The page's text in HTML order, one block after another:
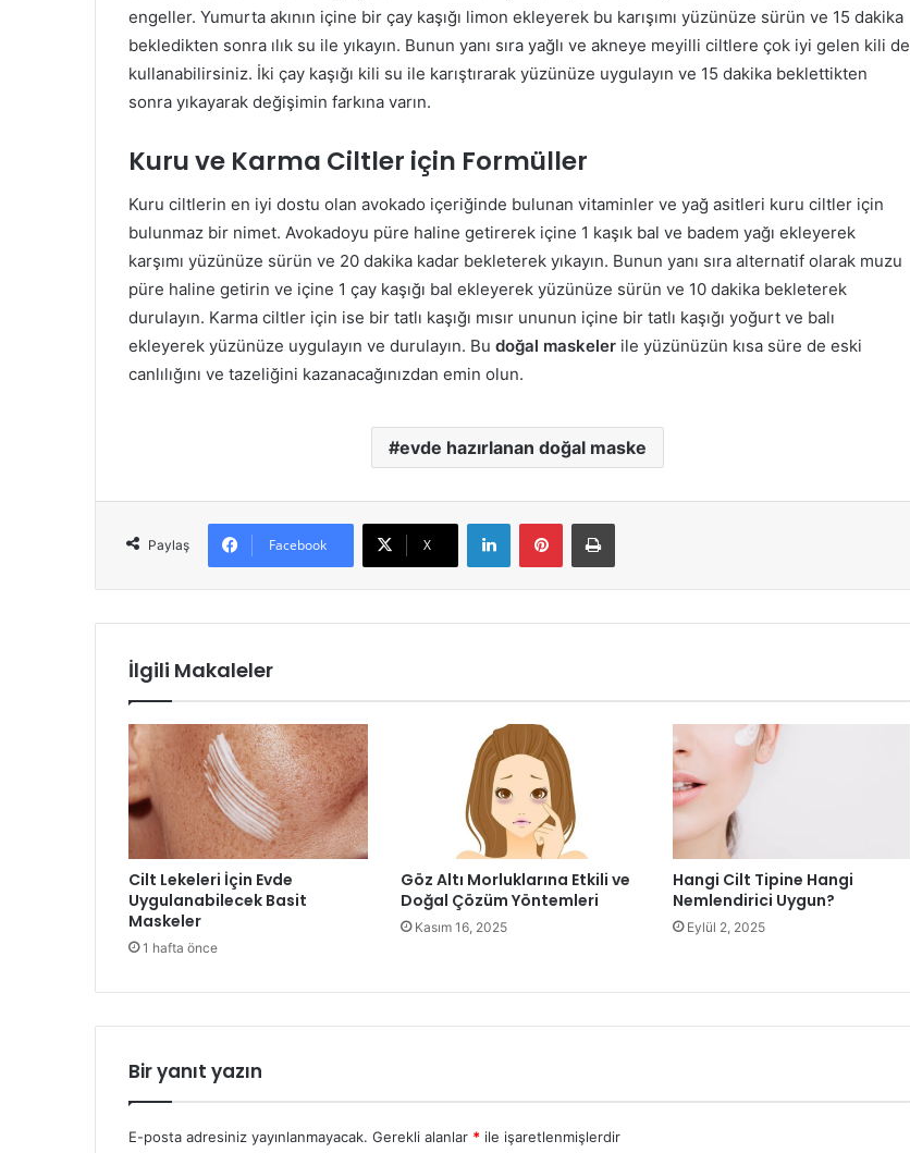
engeller. Yumurta akının içine bir çay kaşığı limon ekleyerek bu karışımı yüzünüze sürün ve 15 dakika
bekledikten sonra ılık su ile yıkayın. Bunun yanı sıra yağlı ve akneye meyilli ciltlere çok iyi gelen kili de
kullanabilirsiniz. İki çay kaşığı kili su ile karıştırarak yüzünüze uygulayın ve 15 dakika beklettikten
sonra yıkayarak değişimin farkına varın.
Kuru ve Karma Ciltler için Formüller
Kuru ciltlerin en iyi dostu olan avokado içeriğinde bulunan vitaminler ve yağ asitleri kuru ciltler için
bulunmaz bir nimet. Avokadoyu püre haline getirerek içine 1 kaşık bal ve badem yağı ekleyerek
karşımı yüzünüze sürün ve 20 dakika kadar bekleterek yıkayın. Bunun yanı sıra alternatif olarak muzu
püre haline getirin ve içine 1 çay kaşığı bal ekleyerek yüzünüze sürün ve 10 dakika bekleterek
durulayın. Karma ciltler için ise bir tatlı kaşığı mısır ununun içine bir tatlı kaşığı yoğurt ve balı
ekleyerek yüzünüze uygulayın ve durulayın. Bu doğal maskeler ile yüzünüzün kısa süre de eski
canlılığını ve tazeliğini kazanacağınızdan emin olun.
evde hazırlanan doğal maske
Paylaş Facebook X
LinkedInPinterestYazdır
İlgili Makaleler
Cilt Lekeleri İçin Evde
Uygulanabilecek Basit
Maskeler
1 hafta önce
Göz Altı Morluklarına Etkili ve
Doğal Çözüm Yöntemleri
Kasım 16, 2025
Hangi Cilt Tipine Hangi
Nemlendirici Uygun?
Eylül 2, 2025
Bir yanıt yazın
E-posta adresiniz yayınlanmayacak. Gerekli alanlar * ile işaretlenmişlerdir